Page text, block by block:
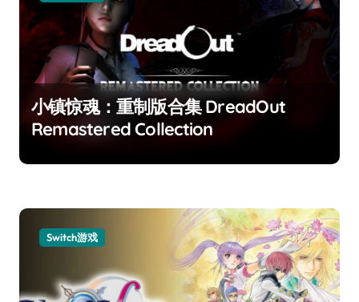
小镇惊魂：重制版合集 DreadOut
Remastered Collection
Switch游戏